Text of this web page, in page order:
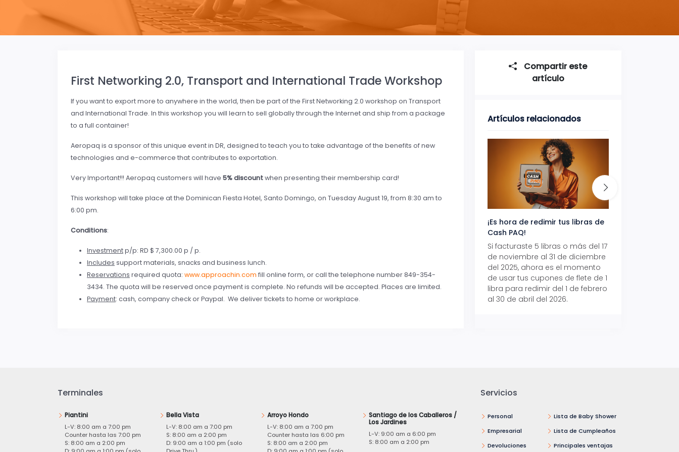
First Networking 2.0, Transport and International Trade Workshop
If you want to export more to anywhere in the world, then be part of the First Networking 2.0 workshop on Transport
and International Trade. In this workshop you will learn to sell globally through the Internet and ship from a package
to a full container!
Aeropaq is a sponsor of this unique event in DR, designed to teach you to take advantage of the benefits of new
technologies and e-commerce that contributes to exportation.
Very Important!!! Aeropaq customers will have 5% discountwhen presenting their membership card!
This workshop will take place at the Dominican Fiesta Hotel, Santo Domingo, on Tuesday August 19, from 8:30 am to
6:00 pm.
Conditions:
Investmentp/p: RD $ 7,300.00 p / p.
Includes support materials, snacks and business lunch.
Reservations required quota: www.approachin.com fill online form, or call the telephone number 849-354-
3434. The quota will be reserved once payment is complete. No refunds will be accepted. Places are limited.
Payment: cash, company check or Paypal. We deliver tickets to home or workplace.
Compartir este
artículo
Artículos relacionados
¡Es hora de redimir tus libras de
Cash PAQ!
Si facturaste 5 libras o más del 17
de noviembre al 31 de diciembre
del 2025, ahora es el momento
de usar tus cupones de flete de 1
libra para redimir del 1 de febrero
al 30 de abril del 2026.
Terminales
Piantini
L-V: 8:00 am a 7:00 pm
Counter hasta las 7:00 pm
S: 8:00 am a 2:00 pm
Bella Vista
L-V: 8:00 am a 7:00 pm
S: 8:00 am a 2:00 pm
D: 9:00 am a 1:00 pm (solo
Arroyo Hondo
L-V: 8:00 am a 7:00 pm
Counter hasta las 6:00 pm
S: 8:00 am a 2:00 pm
Santiago de los Caballeros /
Los Jardines
L-V: 9:00 am a 6:00 pm
S: 8:00 am a 2:00 pm
Servicios
Personal
Empresarial
Devoluciones
Lista de Baby Shower
Lista de Cumpleaños
Principales ventajas